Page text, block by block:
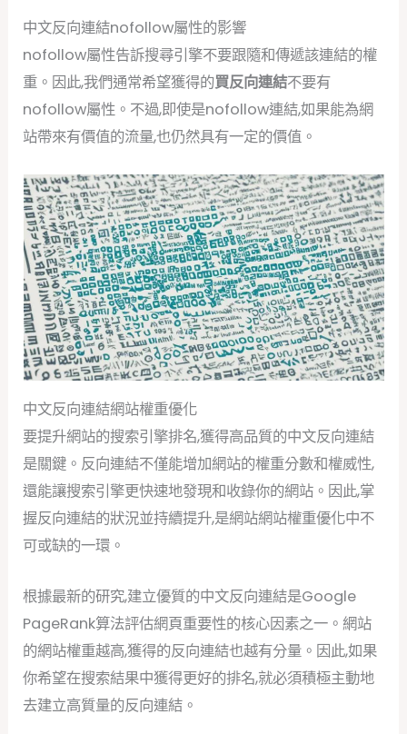
中文反向連結nofollow屬性的影響
nofollow屬性告訴搜尋引擎不要跟隨和傳遞該連結的權
重。因此,我們通常希望獲得的買反向連結不要有
nofollow屬性。不過,即使是nofollow連結,如果能為網
站帶來有價值的流量,也仍然具有一定的價值。
中文反向連結網站權重優化
要提升網站的搜索引擎排名,獲得高品質的中文反向連結
是關鍵。反向連結不僅能增加網站的權重分數和權威性,
還能讓搜索引擎更快速地發現和收錄你的網站。因此,掌
握反向連結的狀況並持續提升,是網站網站權重優化中不
可或缺的一環。
根據最新的研究,建立優質的中文反向連結是Google
PageRank算法評估網頁重要性的核心因素之一。網站
的網站權重越高,獲得的反向連結也越有分量。因此,如果
你希望在搜索結果中獲得更好的排名,就必須積極主動地
去建立高質量的反向連結。